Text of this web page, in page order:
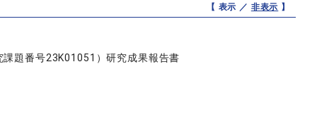
【 表示 ／ 非表示 】
題番号23K01051）研究成果報告書